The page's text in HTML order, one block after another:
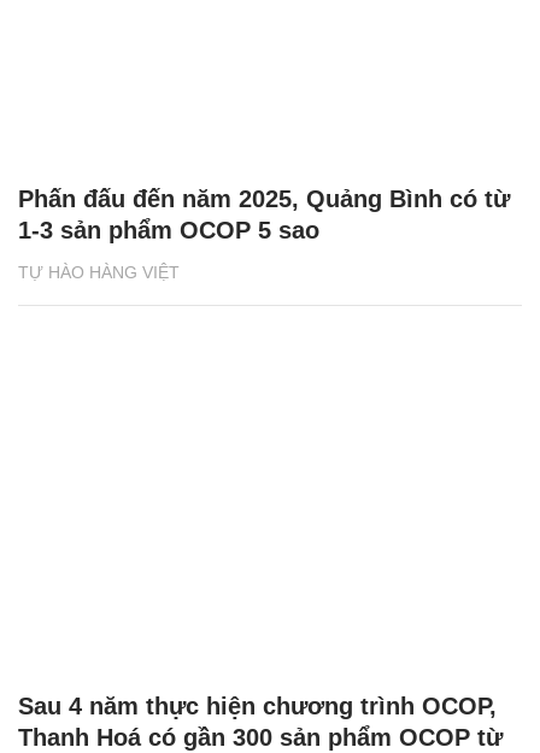
TỰ HÀO HÀNG VIỆT
Phấn đấu đến năm 2025, Quảng Bình có từ
1-3 sản phẩm OCOP 5 sao
Sau 4 năm thực hiện chương trình OCOP,
Thanh Hoá có gần 300 sản phẩm OCOP từ